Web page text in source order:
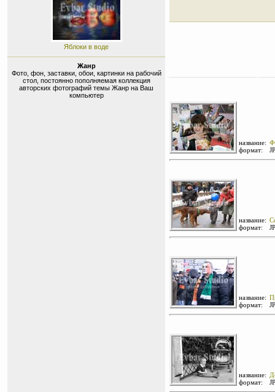
Яблоки в воде
Жанр
Фото, фон, заставки, обои, картинки на рабочий
стол, постоянно пополняемая коллекция
авторских фотографий темы Жанр на Ваш
компьютер
название:
формат:
название:
формат:
название:
формат:
название:
формат: